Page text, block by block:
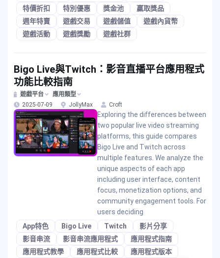
特價折扣
特別優惠 獎金池
贏取獎品
週年特賣
遊戲交易 遊戲儲值
遊戲內貨幣
遊戲活動
遊戲獎勵 遊戲社群
Bigo Live與Twitch：影音直播平台應用程式
功能比較指南
遊戲平台
應用類型
2025-07-09
JollyMax Croft
Exploring the differences between
two popular live video streaming
platforms, this guide compares
Bigo Live and Twitch across
multiple features. We analyze the
unique aspects of each app
including user interface, content
focus, monetization options, and
community engagement tools. For
users deciding
App特色
Bigo Live Twitch
影片分享
影音串流
影音串流應用程式
應用程式指南
應用程式教學
應用程式比較
應用程式版本